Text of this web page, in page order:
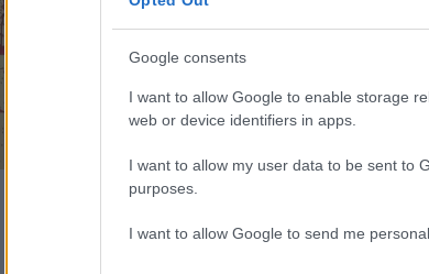
Google consents
I want to allow Google to enable storage
web or device identifiers in apps.
I want to allow my user data to be sent to
purposes.
I want to allow Google to send me
posters
http://www.flaminglips.com/